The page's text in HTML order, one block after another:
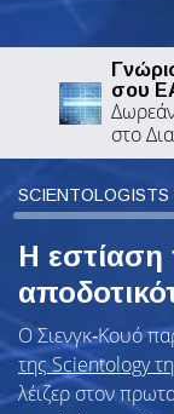
σου
στο
SCIENTOLOGISTS
Η εστίαση
Ο Σιενγκ‑Κουό
της Scientology
λέιζερ στον